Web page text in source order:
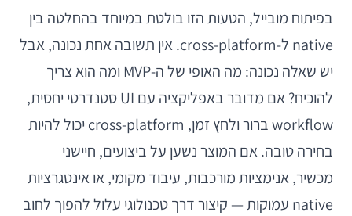
בפיתוח מובייל, הטעות הזו בולטת במיוחד בהחלטה בין
native ל-cross-platform. אין תשובה אחת נכונה, אבל
יש שאלה נכונה: מה האופי של ה-MVP ומה הוא צריך
להוכיח? אם מדובר באפליקציה עם UI סטנדרטי יחסית,
workflow ברור ולחץ זמן, cross-platform יכול להיות
בחירה טובה. אם המוצר נשען על ביצועים, חיישני
מכשיר, אנימציות מורכבות, עיבוד מקומי, או אינטגרציות
native עמוקות — קיצור דרך טכנולוגי עלול להפוך לחוב